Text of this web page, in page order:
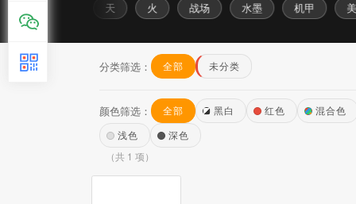
天 火 战场 水墨 机甲 美
分类筛选： 全部 未分类
颜色筛选： 全部 黑白 红色
混合色
浅色
深色
（共 1 项）